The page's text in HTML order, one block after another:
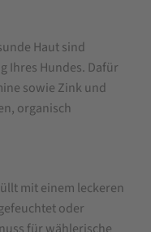
Haut sind
Ihres Hundes. Dafür
sowie Zink und
organisch
mit einem leckeren
oder